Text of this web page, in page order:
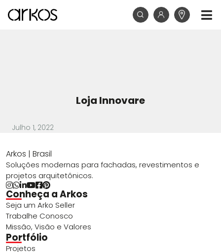
Loja Innovare
Julho 1, 2022
Arkos | Brasil
Soluções modernas para fachadas, revestimentos e
projetos arquitetônicos.
Conheça a Arkos
Seja um Arko Seller
Trabalhe Conosco
Missão, Visão e Valores
Portfólio
Projetos